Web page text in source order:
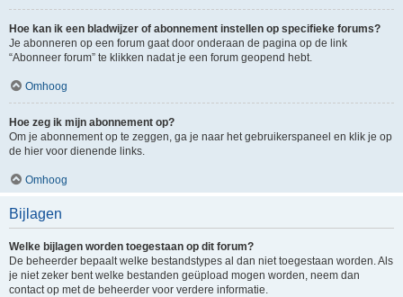
Hoe kan ik een bladwijzer of abonnement instellen op specifieke forums?
Je abonneren op een forum gaat door onderaan de pagina op de link
“Abonneer forum” te klikken nadat je een forum geopend hebt.
Omhoog
Hoe zeg ik mijn abonnement op?
Om je abonnement op te zeggen, ga je naar het gebruikerspaneel en klik je op
de hier voor dienende links.
Omhoog
Bijlagen
Welke bijlagen worden toegestaan op dit forum?
De beheerder bepaalt welke bestandstypes al dan niet toegestaan worden. Als
je niet zeker bent welke bestanden geüpload mogen worden, neem dan
contact op met de beheerder voor verdere informatie.